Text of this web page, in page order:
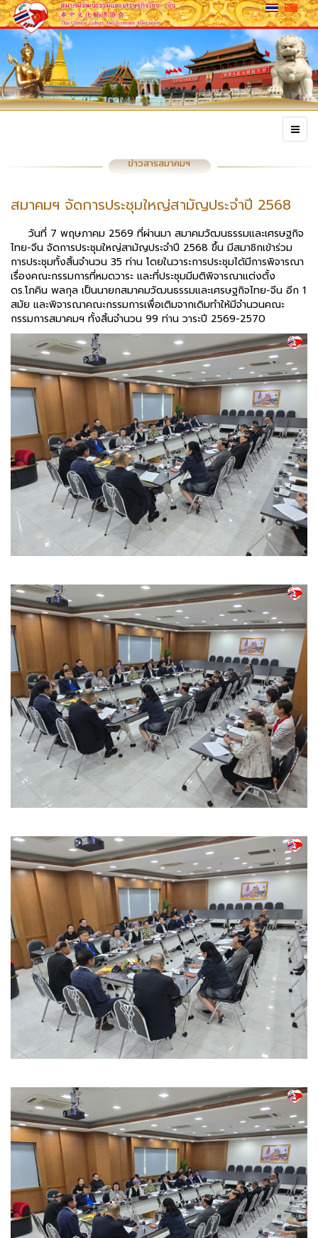
ข่าวสารสมาคมฯ
สมาคมฯ จัดการประชุมใหญ่สามัญประจำปี 2568
วันที่ 7 พฤษภาคม 2569 ที่ผ่านมา สมาคมวัฒนธรรมและเศรษฐกิจ
ไทย-จีน จัดการประชุมใหญ่สามัญประจำปี 2568 ขึ้น มีสมาชิกเข้าร่วม
การประชุมทั้งสิ้นจำนวน 35 ท่าน โดยในวาระการประชุมได้มีการพิจารณา
เรื่องคณะกรรมการที่หมดวาระ และที่ประชุมมีมติพิจารณาแต่งตั้ง
ดร.โภคิน พลกุล เป็นนายกสมาคมวัฒนธรรมและเศรษฐกิจไทย-จีน อีก 1
สมัย และพิจารณาคณะกรรมการเพื่อเติมจากเดิมทำให้มีจำนวนคณะ
กรรมการสมาคมฯ ทั้งสิ้นจำนวน 99 ท่าน วาระปี 2569-2570